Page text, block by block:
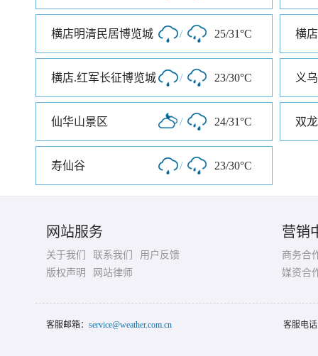
横店明清民居博览城 / 25/31°C 横
横店.红军长征博览城 / 23/30°C
仙华山景区 / 24/31°C 双
寿仙谷 / 23/30°C
网站服务
关于我们 联系我们
用户反馈
版权声明
网站律师
营销
商务合
媒资合
客服邮箱： service@weather.com.cn 客服电